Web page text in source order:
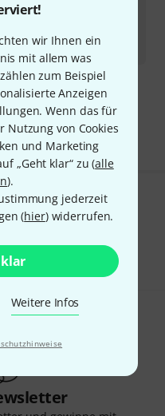
wir Ihnen ein
mit allem was
zum Beispiel
Anzeigen
Wenn das für
Nutzung von Cookies
und Marketing
„Geht klar“ zu (alle
).
jederzeit
(hier) widerrufen.
Weitere Infos
ab 29 €
MwSt.
Sie sehen?
& Feedback